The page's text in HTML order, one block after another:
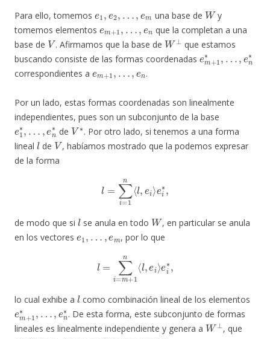
Para ello, tomemos una base de
W
y
tomemos elementos
em+ 1 , …, en
que la completan a una
base de
V
. Afirmamos que la base de
W⊥
que estamos
buscando consiste de las formas coordenadas
em+1∗
…,en∗
correspondientes a
em+ 1,…,en
.
Por un lado, estas formas coordenadas son linealmente
independientes, pues son un subconjunto de la base
e1∗,
…,en∗
de
V∗
. Por otro lado, si tenemos a una forma
lineal
l
de
V
, habíamos mostrado que la podemos expresar
de la forma
1n
de modo que si
l
se anula en todo
W
, en particular se anula
en los vectores
e 1,…,em
, por lo que
+
lo cual exhibe a
l
como combinación lineal de los elementos
em+1 ∗,
… ,en∗
. De esta forma, este subconjunto de formas
lineales es linealmente independiente y genera a
W⊥
, que